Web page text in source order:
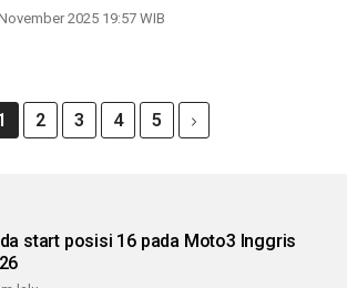
2025 19:57 WIB
2 3 4 5
start posisi 16 pada Moto3 Inggris